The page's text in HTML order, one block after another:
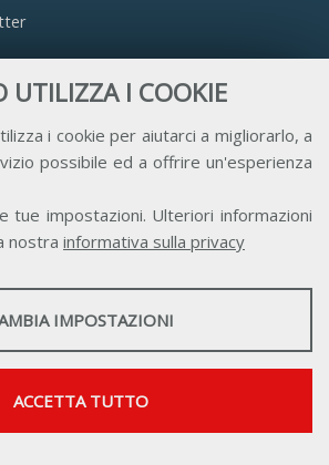
UTILIZZA I COOKIE
i cookie per aiutarci a migliorarlo, a
possibile ed a offrire un'esperienza
tue impostazioni. Ulteriori informazioni
nostra informativa sulla privacy
IMPOSTAZIONI
ACCETTA TUTTO
Trasparenza Credits